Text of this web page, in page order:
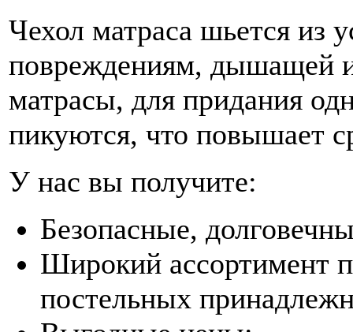
Чехол матраса шьется из
повреждениям, дышащей
матрасы, для придания
пикуются, что повышает
У нас вы получите:
Безопасные,
Широкий ассортимент
постельных